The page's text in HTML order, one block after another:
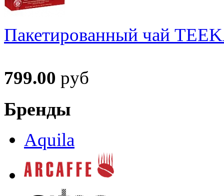
Пакетированный чай
799.00 руб
Бренды
Aquila